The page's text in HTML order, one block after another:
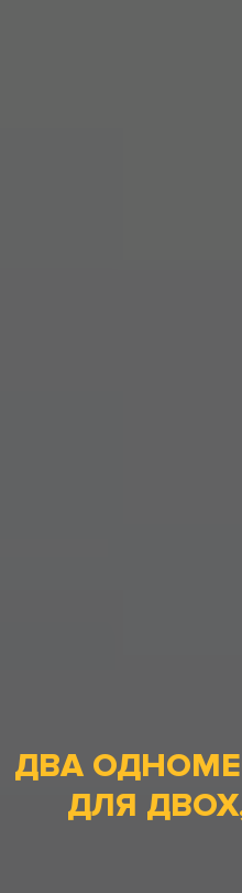
ДВА
ДЛЯ